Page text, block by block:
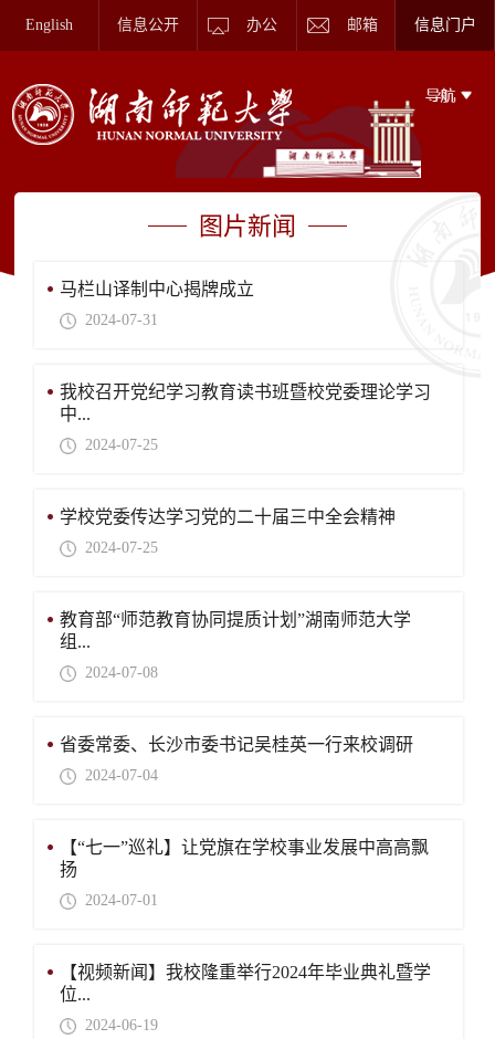
English 信息公开 办公 邮箱 信息门户
图片新闻
马栏山译制中心揭牌成立
2024-07-31
我校召开党纪学习教育读书班暨校党委理论学习
中...
2024-07-25
学校党委传达学习党的二十届三中全会精神
2024-07-25
教育部“师范教育协同提质计划”湖南师范大学
组...
2024-07-08
省委常委、长沙市委书记吴桂英一行来校调研
2024-07-04
【“七一”巡礼】让党旗在学校事业发展中高高飘
扬
2024-07-01
【视频新闻】我校隆重举行2024年毕业典礼暨学
位...
2024-06-19